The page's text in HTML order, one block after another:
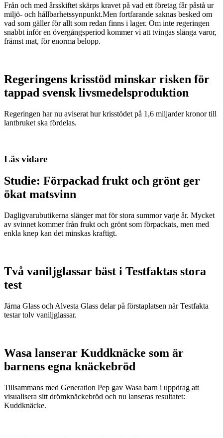
Från och med årsskiftet skärps kravet på vad ett företag får påstå ur
miljö- och hållbarhetssynpunkt.Men fortfarande saknas besked om
vad som gäller för allt som redan finns i lager. Om inte regeringen
snabbt inför en övergångsperiod kommer vi att tvingas slänga varor,
främst mat, för enorma belopp.
Regeringens krisstöd minskar risken för
tappad svensk livsmedelsproduktion
Regeringen har nu aviserat hur krisstödet på 1,6 miljarder kronor till
lantbruket ska fördelas.
Läs vidare
Studie: Förpackad frukt och grönt ger
ökat matsvinn
Dagligvarubutikerna slänger mat för stora summor varje år. Mycket
av svinnet kommer från frukt och grönt som förpackats, men med
enkla knep kan det minskas kraftigt.
Två vaniljglassar bäst i Testfaktas stora
test
Järna Glass och Alvesta Glass delar på förstaplatsen när Testfakta
testar tolv vaniljglassar.
Wasa lanserar Kuddknäcke som är
barnens egna knäckebröd
Tillsammans med Generation Pep gav Wasa barn i uppdrag att
visualisera sitt drömknäckebröd och nu lanseras resultatet:
Kuddknäcke.